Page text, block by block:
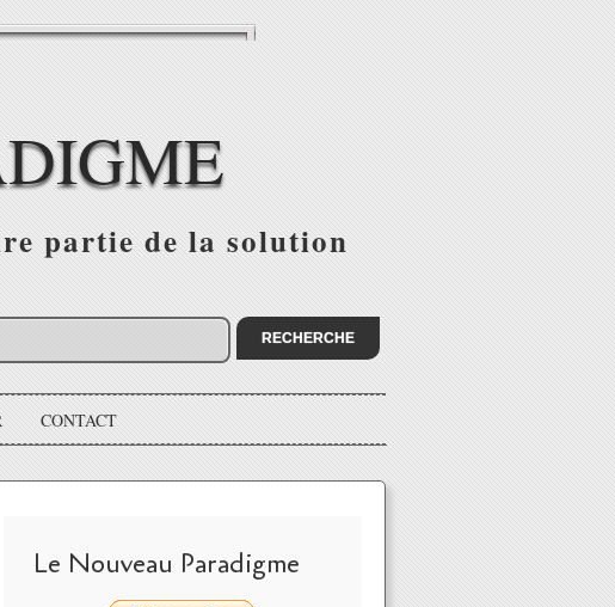
partie de la solution
CONTACT
Le Nouveau Paradigme